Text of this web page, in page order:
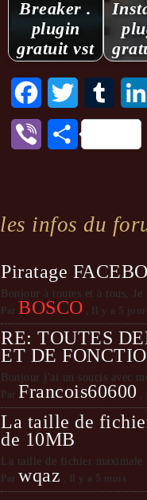
Breaker .
plugin
gratuit vst
FacebookTwitter Tumblr
Viber Partager
les infos du
Piratage
Bonjour à toutes et à tous, Je
Par BOSCO Il y a 5
RE: TOUTES
ET DE
Bonjour j'ai un soucis avec
Par Francois60600
La taille de
de 10MB
La taille de fichier maximale
Par wqaz Il y a 5 mois